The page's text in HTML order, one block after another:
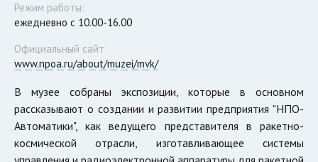
Режим работы:
ежедневно с 10.00-16.00
Официальный сайт:
www.npoa.ru/about/muzei/mvk/
В музее собраны экспозиции, которые в основном
рассказывают о создании и развитии предприятия "НПО-
Автоматики", как ведущего представителя в ракетно-
космической отрасли, изготавливающее системы